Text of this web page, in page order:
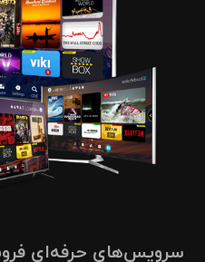
سرویس‌های حرفه‌ای